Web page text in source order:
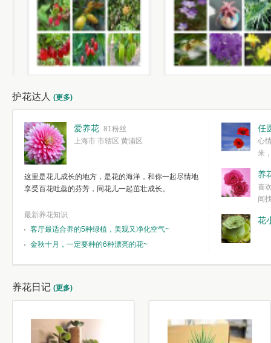
护花达人 (更多)
爱养花 81粉丝
上海市 市辖区 黄浦区
这里是花儿成长的地方，是花的海洋，和你一起尽情地
享受百花吐蕊的芬芳，同花儿一起茁壮成长。
最新养花知识
客厅最适合养的5种绿植，美观又净化空气~
金秋十月，一定要种的6种漂亮的花~
任
心
来
简单愉快的心
我们自己复杂
养
喜
间
花
养花日记 (更多)